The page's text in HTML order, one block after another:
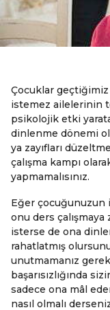
Çocuklar
istemez ailelerinin
psikolojik etki
dinlenme dönemi
ya zayıfları
çalışma kampı
yapmamalısınız.
Eğer çocuğunuzun
onu ders çalışmaya
isterse de ona
rahatlatmış
unutmamanız
başarısızlığında
sadece ona mâl
nasıl olmalı